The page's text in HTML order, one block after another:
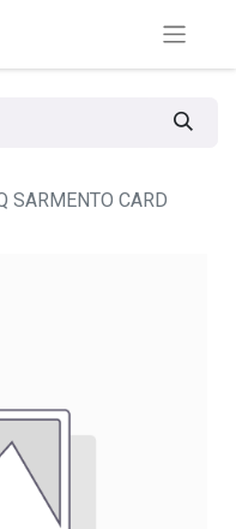
SARMENTO CARD